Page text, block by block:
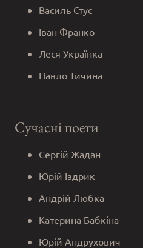
Василь Стус
Іван Франко
Леся Українка
Павло Тичина
Сучасні поети
Сергій Жадан
Юрій Іздрик
Андрій Любка
Катерина Бабкіна
Юрій Андрухович